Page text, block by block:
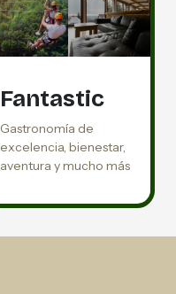
Fantastic
Gastronomía de
excelencia, bienestar,
aventura y mucho más